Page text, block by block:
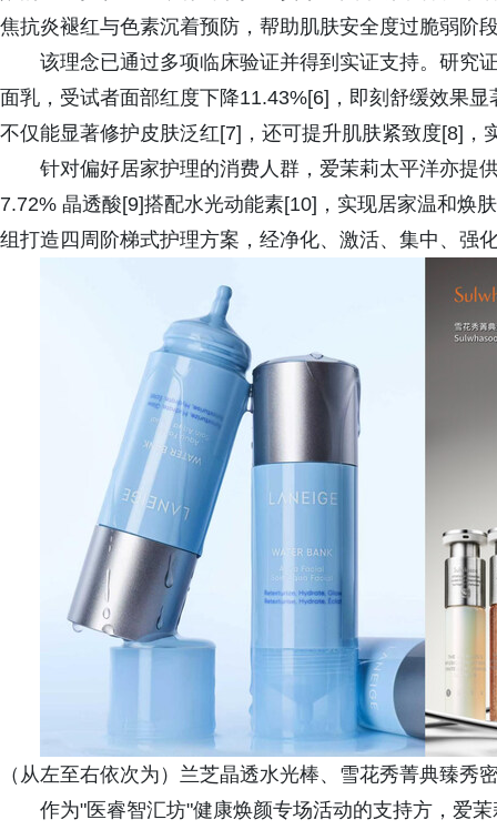
焦抗炎褪红与色素沉着预防，帮助肌肤安全度过脆弱阶
该理念已通过多项临床验证并得到实证支持。研究
面乳，受试者面部红度下降11.43%[6]，即刻舒缓效果
不仅能显著修护皮肤泛红[7]，还可提升肌肤紧致度[8]，
针对偏好居家护理的消费人群，爱茉莉太平洋亦提
7.72% 晶透酸[9]搭配水光动能素[10]，实现居家温和焕
组打造四周阶梯式护理方案，经净化、激活、集中、强
（从左至右依次为）兰芝晶透水光棒、雪花秀菁典臻秀
作为"医睿智汇坊"健康焕颜专场活动的支持方，爱